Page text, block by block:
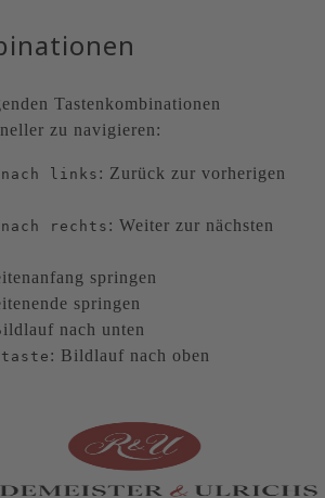
Tastenkombinationen
zu navigieren:
links: Zurück zur vorherigen
rechts : Weiter zur nächsten
springen
springen
nach unten
: Bildlauf nach oben